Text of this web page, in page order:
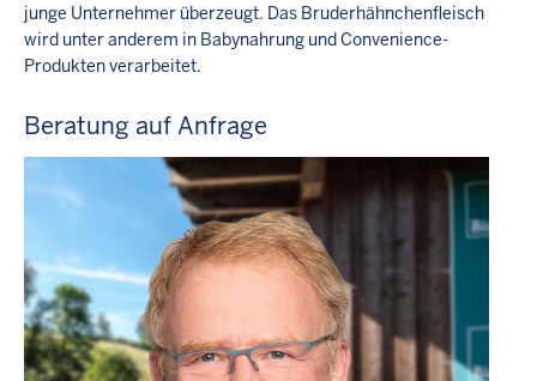
junge Unternehmer überzeugt. Das Bruder­hähnchenfleisch
wird unter anderem in Babynahrung und Convenience-
Produkten verarbeitet.
Beratung auf Anfrage